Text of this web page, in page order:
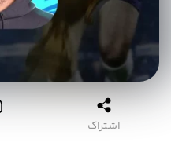
اشتراک